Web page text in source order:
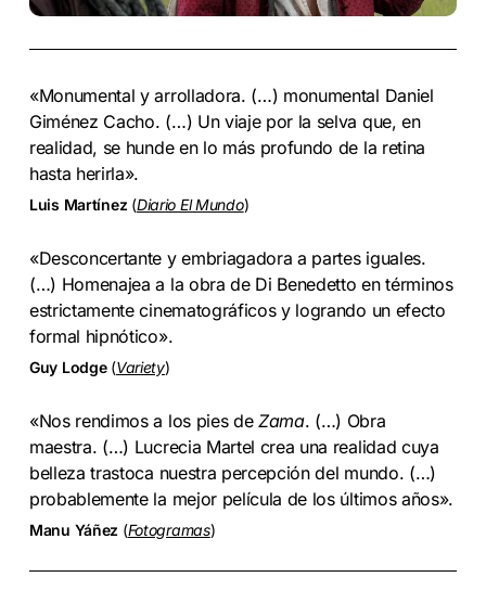
«Monumental y arrolladora. (…) monumental Daniel
Giménez Cacho. (…) Un viaje por la selva que, en
realidad, se hunde en lo más profundo de la retina
hasta herirla».
Luis Martínez (Diario El Mundo)
«Desconcertante y embriagadora a partes iguales.
(…) Homenajea a la obra de Di Benedetto en términos
estrictamente cinematográficos y logrando un efecto
formal hipnótico».
Guy Lodge(Variety)
«Nos rendimos a los pies de Zama. (…) Obra
maestra. (…) Lucrecia Martel crea una realidad cuya
belleza trastoca nuestra percepción del mundo. (…)
probablemente la mejor película de los últimos años».
Manu Yáñez (Fotogramas)